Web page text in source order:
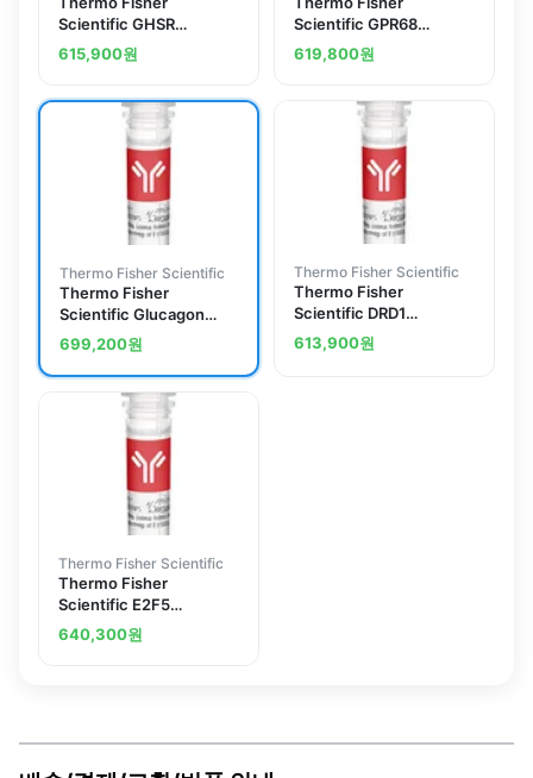
Scientific GHSR
Polyclonal Antibody
615,900원
Scientific GPR68
Polyclonal Antibody
619,800원
Thermo Fisher Scientific
Thermo Fisher
Scientific Glucagon
Receptor Polyclonal
Antibody
699,200원
Thermo Fisher Scientific
Thermo Fisher
Scientific DRD1
Polyclonal Antibody
613,900원
Thermo Fisher Scientific
Thermo Fisher
Scientific E2F5
Polyclonal Antibody
640,300원